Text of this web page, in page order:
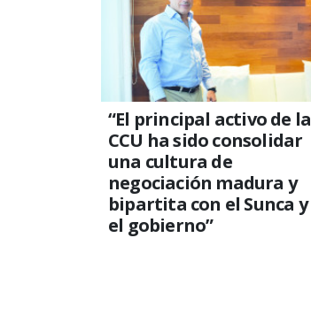
“El principal activo de la
CCU ha sido consolidar
una cultura de
negociación madura y
bipartita con el Sunca y
el gobierno”